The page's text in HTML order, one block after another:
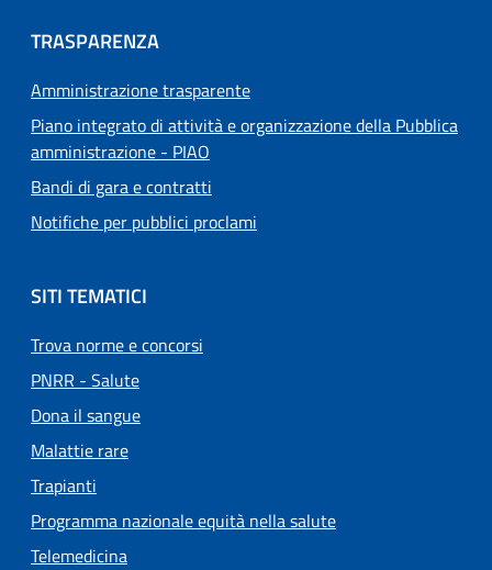
TRASPARENZA
Amministrazione trasparente
Piano integrato di attività e organizzazione della Pubblica
amministrazione - PIAO
Bandi di gara e contratti
Notifiche per pubblici proclami
SITI TEMATICI
Trova norme e concorsi
PNRR - Salute
Dona il sangue
Malattie rare
Trapianti
Programma nazionale equità nella salute
Telemedicina